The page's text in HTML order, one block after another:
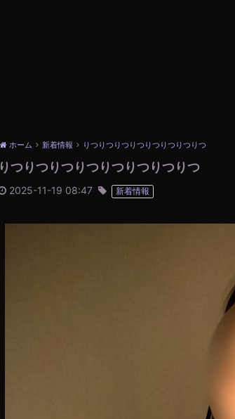
ホーム 新着情報 りつりつりつりつりつりつりつりつ
りつりつりつりつりつりつりつりつ
2025-11-19 08:47 新着情報